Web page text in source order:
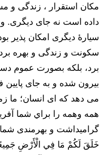
مکان استقرار ، زندگی و
داده است نه جای دیگری. و
سیارۀ دیگری امکان پذیر
سکونت و زندگی و بهره
برد، بلکه بصورت عموم
بیرون شده و به جای پایین
می دهد که ای انسان؛ ما
‌همه‌ وهمه را براي‌ شما
گراميداشت و بهرمندی